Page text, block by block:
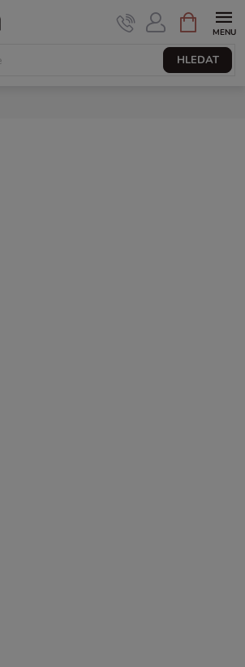
HLEDAT
NÁKUPNÍ
KOŠÍK